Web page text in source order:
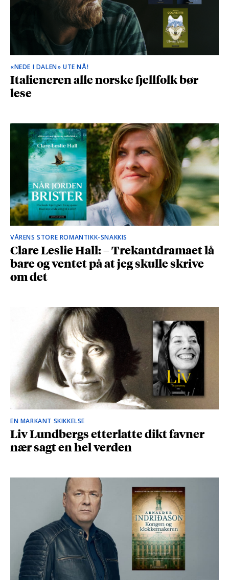
«NEDE I DALEN» UTE NÅ!
Italieneren alle norske fjellfolk bør
lese
VÅRENS STORE ROMANTIKK-SNAKKIS
Clare Leslie Hall: – Trekantdramaet lå
bare og ventet på at jeg skulle skrive
om det
EN MARKANT SKIKKELSE
Liv Lundbergs etterlatte dikt favner
nær sagt en hel verden